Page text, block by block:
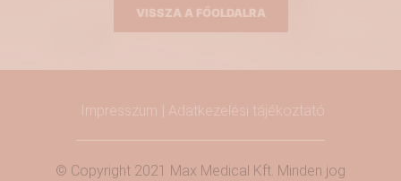
VISSZA A FŐOLDALRA
Impresszum | Adatkezelési tájékoztató
© Copyright 2021 Max Medical Kft. Minden jog